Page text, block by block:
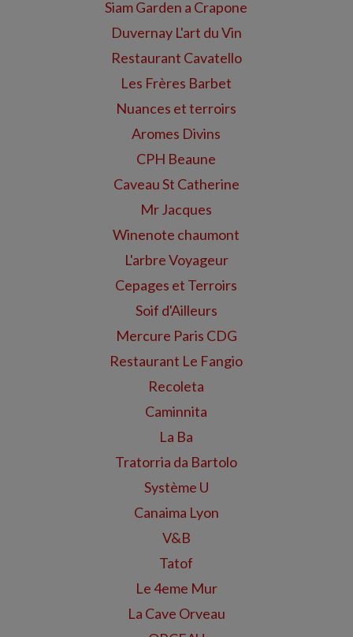
Siam Garden a Crapone
Duvernay L'art du Vin
Restaurant Cavatello
Les Frères Barbet
Nuances et terroirs
Aromes Divins
CPH Beaune
Caveau St Catherine
Mr Jacques
Winenote chaumont
L'arbre Voyageur
Cepages et Terroirs
Soif d'Ailleurs
Mercure Paris CDG
Restaurant Le Fangio
Recoleta
Caminnita
La Ba
Tratorria da Bartolo
Système U
Canaima Lyon
V&B
Tatof
Le 4eme Mur
La Cave Orveau